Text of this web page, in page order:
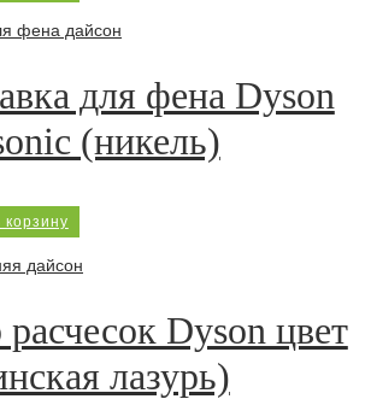
для фена Dyson
(никель)
корзину
Dyson цвет
лазурь)